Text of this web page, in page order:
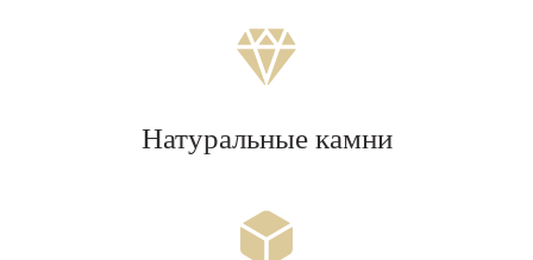
Натуральные камни